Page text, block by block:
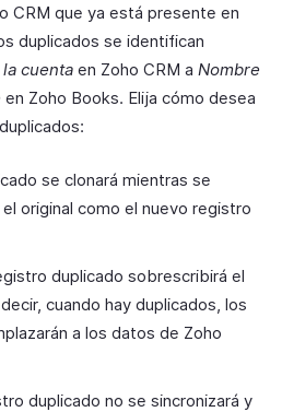
CRM que ya está presente en
duplicados se identifican
cuenta en Zoho CRM a Nombre
en Zoho Books. Elija cómo desea
se clonará mientras se
original como el nuevo registro
duplicado sobrescribirá el
cuando hay duplicados, los
a los datos de Zoho
duplicado no se sincronizará y